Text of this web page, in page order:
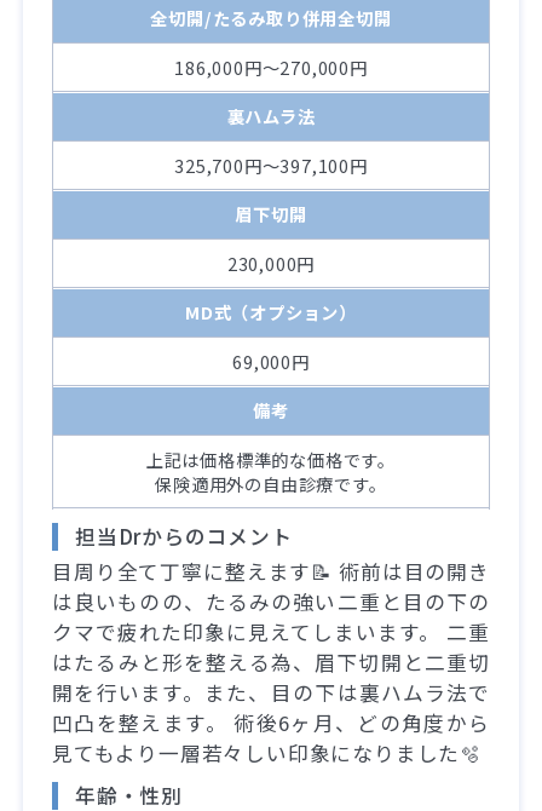
全切開/たるみ取り併用全切開
186,000円～270,000円
裏ハムラ法
325,700円～397,100円
眉下切開
230,000円
MD式（オプション）
69,000円
備考
上記は価格標準的な価格です。
保険適用外の自由診療です。
担当Drからのコメント
目周り全て丁寧に整えます📝 術前は目の開き
は良いものの、たるみの強い二重と目の下の
クマで疲れた印象に見えてしまいます。 二重
はたるみと形を整える為、眉下切開と二重切
開を行います。また、目の下は裏ハムラ法で
凹凸を整えます。 術後6ヶ月、どの角度から
見てもより一層若々しい印象になりました🫧
年齢・性別